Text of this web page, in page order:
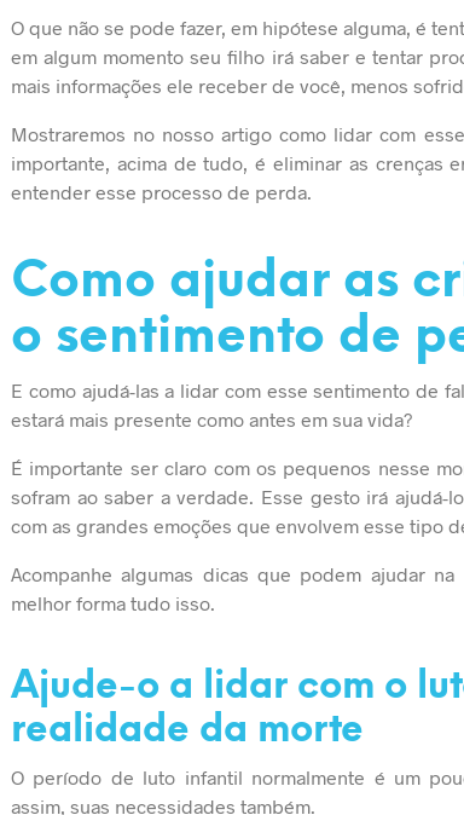
O que não se pode fazer, em hipótese alguma, é
em algum momento seu filho irá saber e tentar
mais informações ele receber de você, menos
Mostraremos no nosso artigo como lidar com
importante, acima de tudo, é eliminar as crenças
entender esse processo de perda.
Como ajudar as
o sentimento de
E como ajudá-las a lidar com esse sentimento de
estará mais presente como antes em sua vida?
É importante ser claro com os pequenos nesse
sofram ao saber a verdade. Esse gesto irá
com as grandes emoções que envolvem esse tipo
Acompanhe algumas dicas que podem ajudar
melhor forma tudo isso.
Ajude-o a lidar com o
realidade da morte
O período de luto infantil normalmente é um
assim, suas necessidades também.